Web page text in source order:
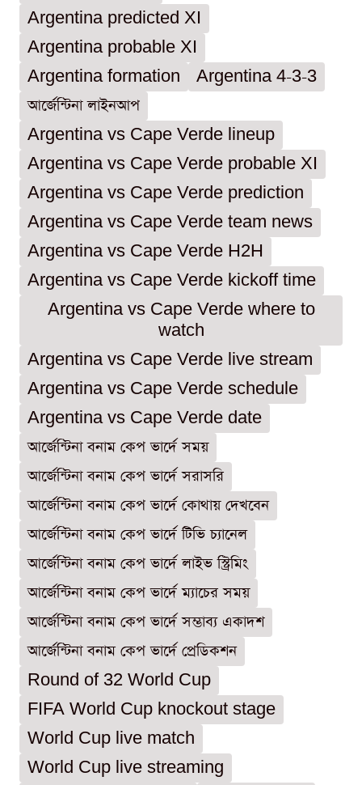
Argentina predicted XI
Argentina probable XI
Argentina formation
Argentina 4-3-3
আর্জেন্টিনা লাইনআপ
Argentina vs Cape Verde lineup
Argentina vs Cape Verde probable XI
Argentina vs Cape Verde prediction
Argentina vs Cape Verde team news
Argentina vs Cape Verde H2H
Argentina vs Cape Verde kickoff time
Argentina vs Cape Verde where to
watch
Argentina vs Cape Verde live stream
Argentina vs Cape Verde schedule
Argentina vs Cape Verde date
আর্জেন্টিনা বনাম কেপ ভার্দে সময়
আর্জেন্টিনা বনাম কেপ ভার্দে সরাসরি
আর্জেন্টিনা বনাম কেপ ভার্দে কোথায় দেখবেন
আর্জেন্টিনা বনাম কেপ ভার্দে টিভি চ্যানেল
আর্জেন্টিনা বনাম কেপ ভার্দে লাইভ স্ট্রিমিং
আর্জেন্টিনা বনাম কেপ ভার্দে ম্যাচের সময়
আর্জেন্টিনা বনাম কেপ ভার্দে সম্ভাব্য একাদশ
আর্জেন্টিনা বনাম কেপ ভার্দে প্রেডিকশন
Round of 32 World Cup
FIFA World Cup knockout stage
World Cup live match
World Cup live streaming